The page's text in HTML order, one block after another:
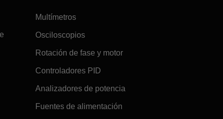
Multímetros
Osciloscopios
Rotación de fase y motor
Controladores PID
Analizadores de potencia
Fuentes de alimentación